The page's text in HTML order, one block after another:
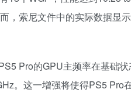
，索尼文件中的实际数据显
Pro的GPU主频率在基础
。这一增强将使得PS5 Pro